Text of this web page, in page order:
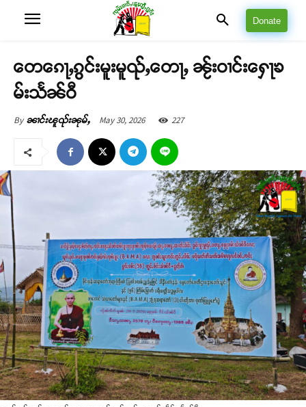
Donate
တေၵေႃႇၵွင်းမူးမူၺ်ႇတေႃႇ ၼႂ်းဝၢင်းႁေႃၶ
မ်းသႅၼ်ဝီ
By ၼၢင်းၽူၺ်းၼုမ်ႇ May 30, 2026 227